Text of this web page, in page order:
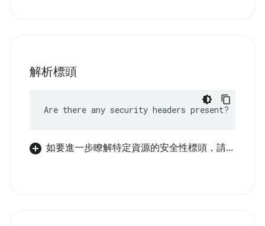
解析標頭
Are there any security headers present?
如要進一步瞭解特定資源的安全性標頭，請...